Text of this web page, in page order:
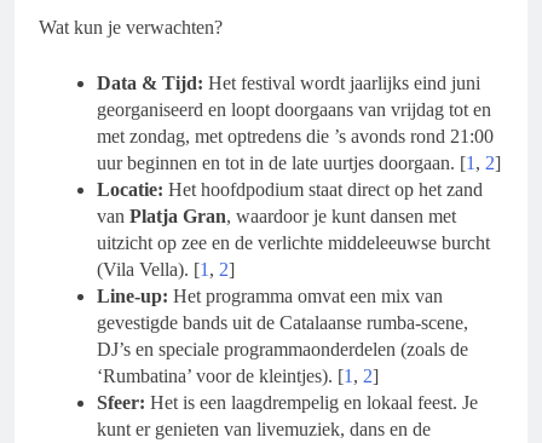
Wat kun je verwachten?
Data & Tijd: Het festival wordt jaarlijks eind juni
georganiseerd en loopt doorgaans van vrijdag tot en
met zondag, met optredens die ’s avonds rond 21:00
uur beginnen en tot in de late uurtjes doorgaan. [1 , 2]
Locatie: Het hoofdpodium staat direct op het zand
van Platja Gran, waardoor je kunt dansen met
uitzicht op zee en de verlichte middeleeuwse burcht
(Vila Vella). [1 , 2]
Line-up: Het programma omvat een mix van
gevestigde bands uit de Catalaanse rumba-scene,
DJ’s en speciale programmaonderdelen (zoals de
‘Rumbatina’ voor de kleintjes). [1 , 2]
Sfeer: Het is een laagdrempelig en lokaal feest. Je
kunt er genieten van livemuziek, dans en de